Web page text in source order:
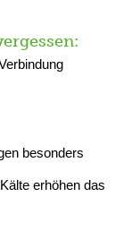
besonders
erhöhen das